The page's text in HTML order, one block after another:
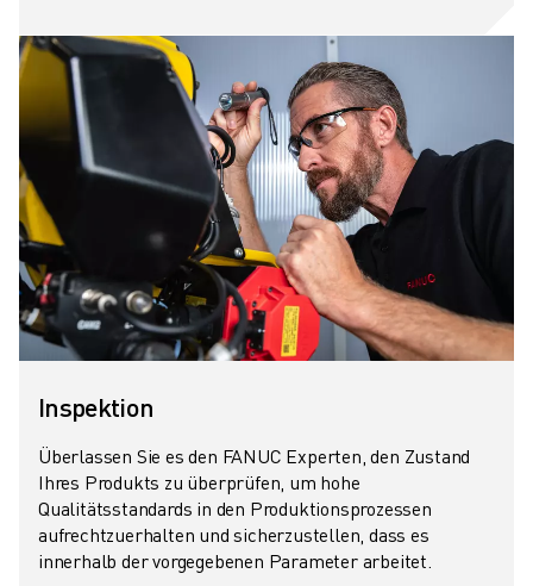
ERSATZTEILE
WIEDERAUFBEREITUNG
DIGITALE SERVICE TOOLS
E-STORE
DOWNLOAD CENTER » MYFANUC
TRAINING & AUSBILDUNG
FANUC AKADEMIE
BRANCHEN-LÖSUNGEN
LÖSUNGEN FÜR DIE AUSBILDUNG
WORLDSKILLS & YOUNG TALENTS
BILDUNGSVERANSTALTUNGEN
NEWS & MEDIA
EVENTS
BILDUNGSVERANSTALTUNGEN
ÜBER FANUC
ÜBER FANUC
FANUC IN EUROPA
Inspektion
Überlassen Sie es den FANUC Experten, den Zustand
Ihres Produkts zu überprüfen, um hohe
Qualitätsstandards in den Produktionsprozessen
aufrechtzuerhalten und sicherzustellen, dass es
innerhalb der vorgegebenen Parameter arbeitet.